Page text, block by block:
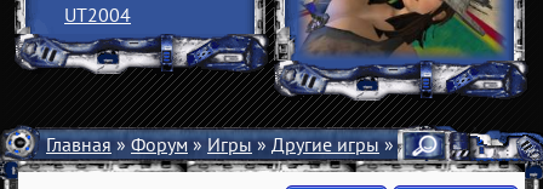
UT2004
Главная»Форум»Игры»Другие игры» Давайте играть